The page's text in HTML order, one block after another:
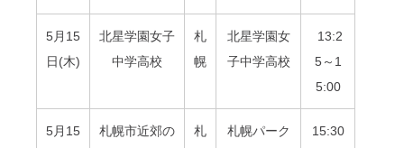
5月15
日(木)
北星学園女子
中学高校
札
幌
北星学園女
子中学高校
13:2
5～1
5:00
5月15
札幌市近郊の
札
札幌パーク
15:30